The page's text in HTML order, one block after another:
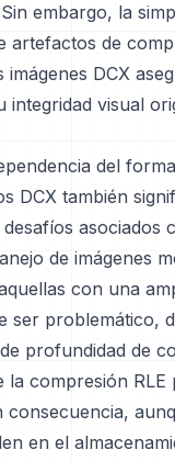
embargo, la
artefactos de
imágenes DCX
integridad visual
del
DCX también
asociados
de imágenes
con una
ser problemático,
profundidad de
la compresión RLE
consecuencia,
en el